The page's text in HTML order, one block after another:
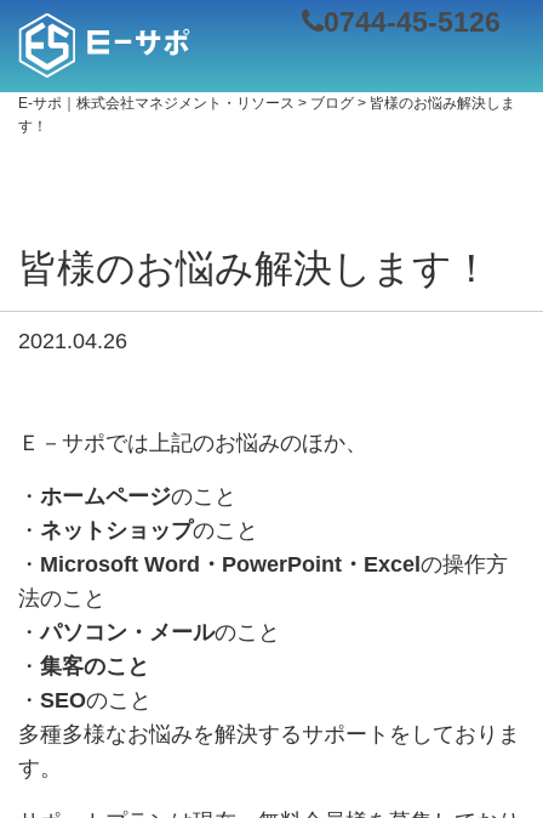
0744-45-5126
E-サポ｜株式会社マネジメント・リソース > ブログ > 皆様のお悩み解決しま
す！
皆様のお悩み解決します！
2021.04.26
Ｅ－サポでは上記のお悩みのほか、
・ ホームページのこと
・ ネットショップのこと
・ Microsoft Word・PowerPoint・Excel の操作方
法のこと
・パソコン・メールのこと
・ 集客のこと
・ SEOのこと
多種多様なお悩みを解決するサポートをしておりま
す。